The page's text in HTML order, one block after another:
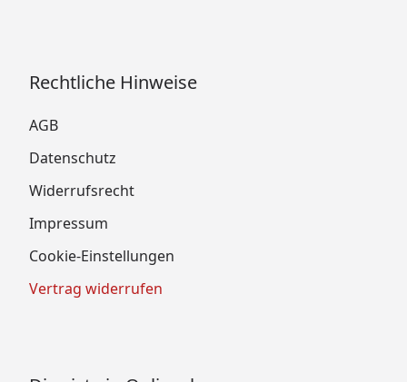
Rechtliche Hinweise
AGB
Datenschutz
Widerrufsrecht
Impressum
Cookie-Einstellungen
Vertrag widerrufen